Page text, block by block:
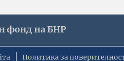
фонд на БНР
Политика за